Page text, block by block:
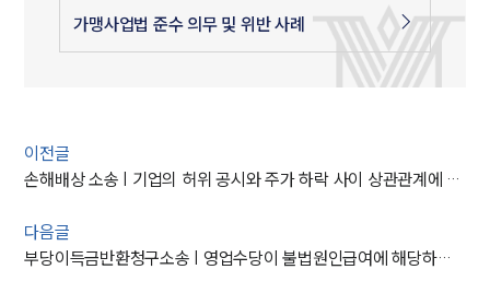
가맹사업법 준수 의무 및 위반 사례
이전글
손해배상 소송 | 기업의 허위 공시와 주가 하락 사이 상관관계에 대한 대법원의 판결 분석
다음글
부당이득금반환청구소송 | 영업수당이 불법원인급여에 해당하면 부당이득반환 청구 기각